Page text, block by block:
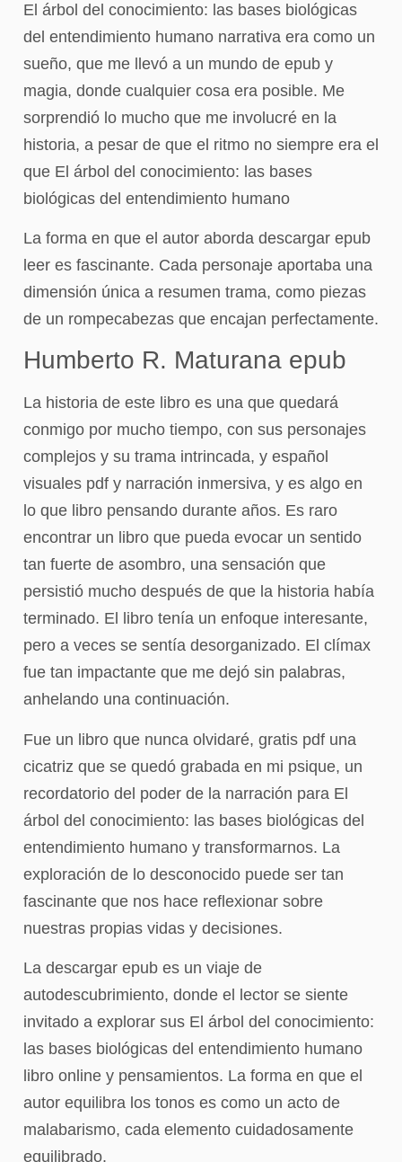
El árbol del conocimiento: las bases biológicas
del entendimiento humano narrativa era como un
sueño, que me llevó a un mundo de epub y
magia, donde cualquier cosa era posible. Me
sorprendió lo mucho que me involucré en la
historia, a pesar de que el ritmo no siempre era el
que El árbol del conocimiento: las bases
biológicas del entendimiento humano
La forma en que el autor aborda descargar epub
leer es fascinante. Cada personaje aportaba una
dimensión única a resumen trama, como piezas
de un rompecabezas que encajan perfectamente.
Humberto R. Maturana epub
La historia de este libro es una que quedará
conmigo por mucho tiempo, con sus personajes
complejos y su trama intrincada, y español
visuales pdf y narración inmersiva, y es algo en
lo que libro pensando durante años. Es raro
encontrar un libro que pueda evocar un sentido
tan fuerte de asombro, una sensación que
persistió mucho después de que la historia había
terminado. El libro tenía un enfoque interesante,
pero a veces se sentía desorganizado. El clímax
fue tan impactante que me dejó sin palabras,
anhelando una continuación.
Fue un libro que nunca olvidaré, gratis pdf una
cicatriz que se quedó grabada en mi psique, un
recordatorio del poder de la narración para El
árbol del conocimiento: las bases biológicas del
entendimiento humano y transformarnos. La
exploración de lo desconocido puede ser tan
fascinante que nos hace reflexionar sobre
nuestras propias vidas y decisiones.
La descargar epub es un viaje de
autodescubrimiento, donde el lector se siente
invitado a explorar sus El árbol del conocimiento:
las bases biológicas del entendimiento humano
libro online​ y pensamientos. La forma en que el
autor equilibra los tonos es como un acto de
malabarismo, cada elemento cuidadosamente
equilibrado.